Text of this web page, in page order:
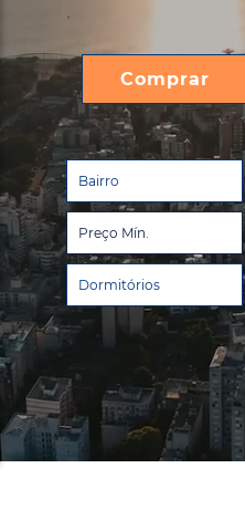
Comprar
Bairro
Dormitórios